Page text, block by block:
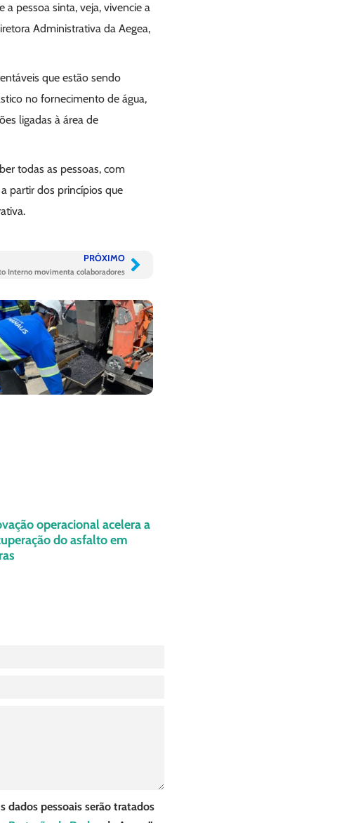
a pessoa sinta, veja, vivencie a
Administrativa da Aegea,
que estão sendo
no fornecimento de água,
ligadas à área de
todas as pessoas, com
partir dos princípios que
PRÓXIMO
Interno movimenta colaboradores
operacional acelera a
do asfalto em
dados pessoais serão tratados